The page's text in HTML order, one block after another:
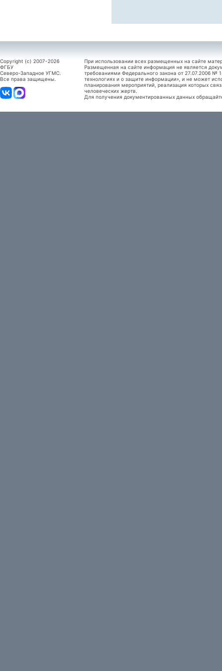
Copyright (c) 2007-2026
ФГБУ
Северо-Западное УГМС.
Все права защищены.
При использовании всех размещенных на сайте
Размещенная на сайте информация не является
требованиями Федерального закона от 27.07.2006
технологиях и о защите информации», и не может
планирования мероприятий, реализация которых
человеческих жертв.
Для получения документированных данных